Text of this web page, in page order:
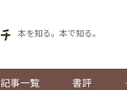
本を知る。本で知る。
記事一覧 書評